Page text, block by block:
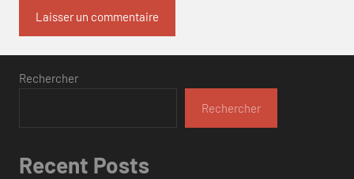
Rechercher
Rechercher
Recent Posts